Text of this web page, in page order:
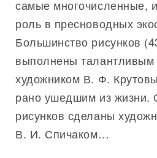
самые многочисленные,
роль в пресноводных
Большинство рисунков
выполнены талантливым
художником В. Ф.
рано ушедшим из жизни.
рисунков сделаны
В. И. Спичаком…